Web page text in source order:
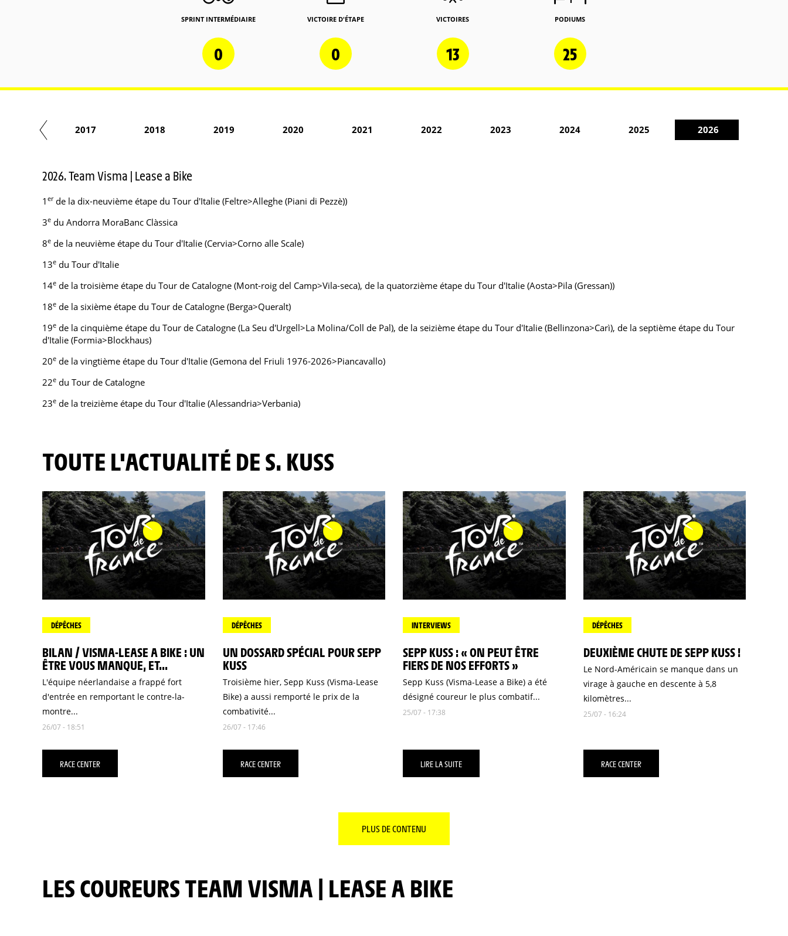
SPRINT INTERMÉDIAIRE
0
VICTOIRE D'ÉTAPE
0
VICTOIRES
13
PODIUMS
25
2017 2018 2019 2020 2021 2022 2023 2024 2025 2026
2026. Team Visma | Lease a Bike
1 erde la dix-neuvième étape du Tour d'Italie (Feltre>Alleghe (Piani di Pezzè))
3e du Andorra MoraBanc Clàssica
8e de la neuvième étape du Tour d'Italie (Cervia>Corno alle Scale)
13e du Tour d'Italie
14e de la troisième étape du Tour de Catalogne (Mont-roig del Camp>Vila-seca), de la quatorzième étape du Tour d'Italie (Aosta>Pila (Gressan))
18e de la sixième étape du Tour de Catalogne (Berga>Queralt)
19e de la cinquième étape du Tour de Catalogne (La Seu d'Urgell>La Molina/Coll de Pal), de la seizième étape du Tour d'Italie (Bellinzona>Carì), de la septième étape du Tour
d'Italie (Formia>Blockhaus)
20e de la vingtième étape du Tour d'Italie (Gemona del Friuli 1976-2026>Piancavallo)
22e du Tour de Catalogne
23e de la treizième étape du Tour d'Italie (Alessandria>Verbania)
TOUTE L'ACTUALITÉ DE S. KUSS
DÉPÊCHES
BILAN / VISMA-LEASE A BIKE : UN
ÊTRE VOUS MANQUE, ET...
L'équipe néerlandaise a frappé fort
d'entrée en remportant le contre-la-
montre...
26/07 - 18:51
RACE CENTER
DÉPÊCHES
UN DOSSARD SPÉCIAL POUR SEPP
KUSS
Troisième hier, Sepp Kuss (Visma-Lease
Bike) a aussi remporté le prix de la
combativité...
26/07 - 17:46
RACE CENTER
INTERVIEWS
SEPP KUSS : « ON PEUT ÊTRE
FIERS DE NOS EFFORTS »
Sepp Kuss (Visma-Lease a Bike) a été
désigné coureur le plus combatif...
25/07 - 17:38
LIRE LA SUITE
DÉPÊCHES
DEUXIÈME CHUTE DE SEPP KUSS !
Le Nord-Américain se manque dans un
virage à gauche en descente à 5,8
kilomètres...
25/07 - 16:24
RACE CENTER
PLUS DE CONTENU
LES COUREURS TEAM VISMA | LEASE A BIKE